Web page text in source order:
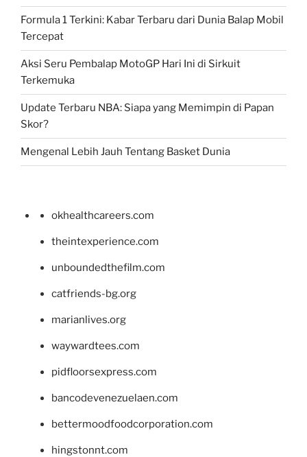
Formula 1 Terkini: Kabar Terbaru dari Dunia Balap Mobil
Tercepat
Aksi Seru Pembalap MotoGP Hari Ini di Sirkuit
Terkemuka
Update Terbaru NBA: Siapa yang Memimpin di Papan
Skor?
Mengenal Lebih Jauh Tentang Basket Dunia
okhealthcareers.com
theintexperience.com
unboundedthefilm.com
catfriends-bg.org
marianlives.org
waywardtees.com
pidfloorsexpress.com
bancodevenezuelaen.com
bettermoodfoodcorporation.com
hingstonnt.com